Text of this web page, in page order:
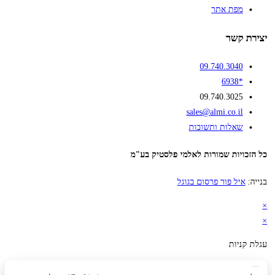
מפת אתר
יצירת קשר
09.740.3040
*6938
09.740.3025
sales@almi.co.il
שאלות ותשובות
כל הזכויות שמורות לאלמי פלסטיק בע"מ
בנייה: איל פור פרסום בגוגל
×
×
עגלת קניות